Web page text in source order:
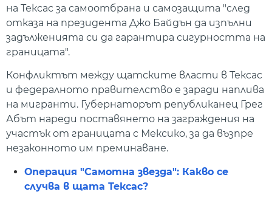
на Тексас за самоотбрана и самозащита "след
отказа на президента Джо Байдън да изпълни
задълженията си да гарантира сигурността на
границата".
Конфликтът между щатските власти в Тексас
и федералното правителство е заради наплива
на мигранти. Губернаторът републиканец Грег
Абът нареди поставянето на заграждения на
участък от границата с Мексико, за да възпре
незаконното им преминаване.
Операция "Самотна звезда": Какво се
случва в щата Тексас?